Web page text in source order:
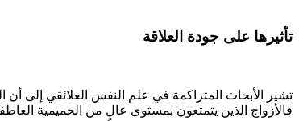
تأثيرها على جودة العلاقة
تشير الأبحاث المتراكمة في علم النفس العلائقي إلى
فالأزواج الذين يتمتعون بمستوى عالٍ من الحميمية